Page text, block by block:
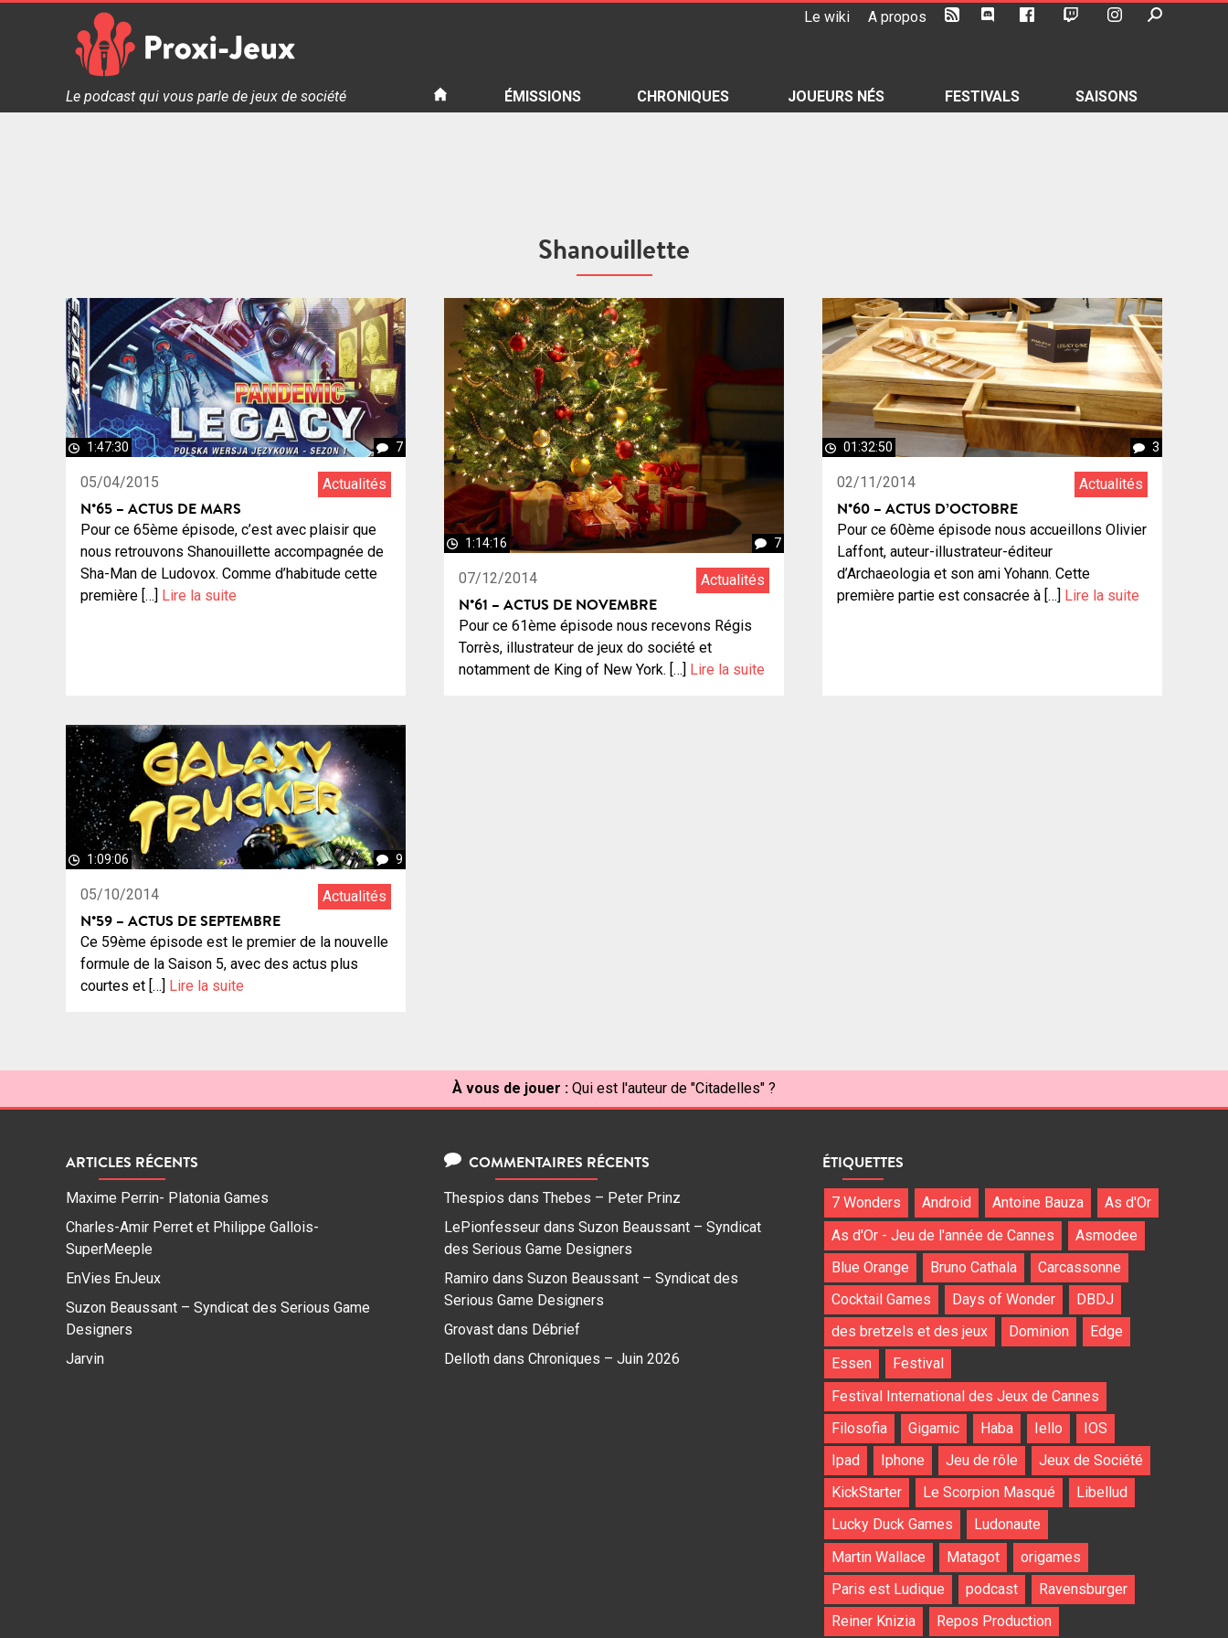
Le wiki A propos
Proxi Jeux - Le podcast qui vous parle de jeux de société
Le podcast qui vous parle de jeux de société ÉMISSIONS CHRONIQUES JOUEURS NÉS FESTIVALS SAISONS
Shanouillette
1:47:30 7
05/04/2015 Actualités
N°65 – ACTUS DE MARS
Pour ce 65ème épisode, c’est avec plaisir que
nous retrouvons Shanouillette accompagnée de
Sha-Man de Ludovox. Comme d’habitude cette
première […] Lire la suite
1:14:16 7
07/12/2014 Actualités
N°61 – ACTUS DE NOVEMBRE
Pour ce 61ème épisode nous recevons Régis
Torrès, illustrateur de jeux do société et
notamment de King of New York. […] Lire la suite
01:32:50 3
02/11/2014 Actualités
N°60 – ACTUS D’OCTOBRE
Pour ce 60ème épisode nous accueillons Olivier
Laffont, auteur-illustrateur-éditeur
d’Archaeologia et son ami Yohann. Cette
première partie est consacrée à […] Lire la suite
1:09:06 9
05/10/2014 Actualités
N°59 – ACTUS DE SEPTEMBRE
Ce 59ème épisode est le premier de la nouvelle
formule de la Saison 5, avec des actus plus
courtes et […] Lire la suite
À vous de jouer : Qui est l'auteur de "Citadelles" ?
ARTICLES RÉCENTS
Maxime Perrin- Platonia Games
Charles-Amir Perret et Philippe Gallois-
SuperMeeple
EnVies EnJeux
Suzon Beaussant – Syndicat des Serious Game
Designers
Jarvin
COMMENTAIRES RÉCENTS
Thespios dans Thebes – Peter Prinz
LePionfesseur dans Suzon Beaussant – Syndicat
des Serious Game Designers
Ramiro dans Suzon Beaussant – Syndicat des
Serious Game Designers
Grovast dans Débrief
Delloth dans Chroniques – Juin 2026
ÉTIQUETTES
7 Wonders Android Antoine Bauza
As d'Or
As d'Or - Jeu de l'année de Cannes
Asmodee
Blue Orange
Bruno Cathala
Carcassonne
Cocktail Games
Days of Wonder
DBDJ
des bretzels et des jeux
Dominion
Edge
Essen
Festival
Festival International des Jeux de Cannes
Filosofia
Gigamic Haba Iello
IOS
Ipad
Iphone Jeu de rôle
Jeux de Société
KickStarter
Le Scorpion Masqué
Libellud
Lucky Duck Games
Ludonaute
Martin Wallace
Matagot
origames
Paris est Ludique
podcast
Ravensburger
Reiner Knizia
Repos Production